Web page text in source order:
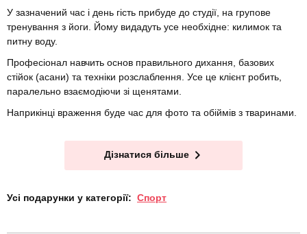
У зазначений час і день гість прибуде до студії, на групове
тренування з йоги. Йому видадуть усе необхідне: килимок та
питну воду.
Професіонал навчить основ правильного дихання, базових
стійок (асани) та техніки розслаблення. Усе це клієнт робить,
паралельно взаємодіючи зі щенятами.
Наприкінці враження буде час для фото та обіймів з тваринами.
Дізнатися більше
Усі подарунки у категорії: Спорт